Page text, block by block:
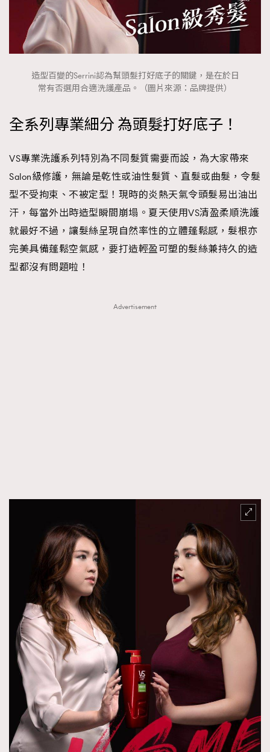
AFrenchMind
DressLikeAParisienne
EmpowerF
FashionWeek FigaroAesthetic
造型百變的Serrini認為幫頭髮打好底子的關鍵，是在於日
常有否選用合適洗護產品。（圖片來源：品牌提供）
全系列專業細分 為頭髮打好底子！
VS專業洗護系列特別為不同髮質需要而設，為大家帶來
Salon級修護，無論是乾性或油性髮質、直髮或曲髮，令髮
型不受拘束、不被定型！現時的炎熱天氣令頭髮易出油出
汗，每當外出時造型瞬間崩塌。夏天使用VS清盈柔順洗護
就最好不過，讓髮絲呈現自然率性的立體蓬鬆感，髮根亦
完美具備蓬鬆空氣感，要打造輕盈可塑的髮絲兼持久的造
型都沒有問題啦！
Advertisement